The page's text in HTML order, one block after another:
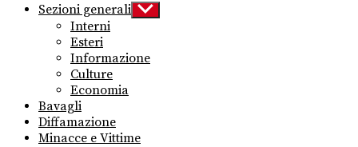
Sezioni generali Show
sub
Interni
Esteri
Informazione
Culture
Economia
Bavagli
Diffamazione
Minacce e Vittime